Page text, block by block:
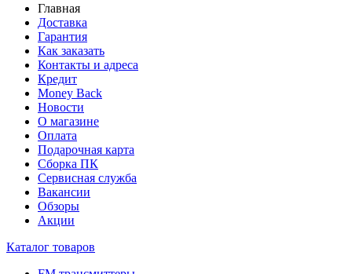
Главная
Доставка
Гарантия
Как заказать
Контакты и адреса
Кредит
Money Back
Новости
О магазине
Оплата
Подарочная карта
Сборка ПК
Сервисная служба
Вакансии
Обзоры
Акции
Каталог товаров